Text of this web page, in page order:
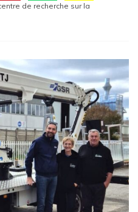
de recherche sur la